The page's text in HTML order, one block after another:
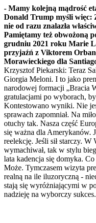
- Mamy kolejną mądrość
Donald Trump myśli więc:
nie od razu znalazła
Pamiętamy też obwożoną
grudniu 2021 roku Marie
przyjaźń z Viktorem
Morawieckiego dla
Krzysztof Piekarski: Teraz
Giorgia Meloni. I to jako
narodowej formacji „Bracia
gratulacjami po wyborach,
Kontestowano wyniki. Nie
sprawach zapomniał. Na
otuchy tak. Nasza część
się ważna dla Amerykanów.
reelekcję. Jeśli sił starczy. W
wymachiwał, tak w stylu
lata kadencja się domyka.
Może. Tymczasem wizyta
realną na ile iluzoryczną -
stają się wyróżniającymi w
nadzieję na wyborczy sukces.